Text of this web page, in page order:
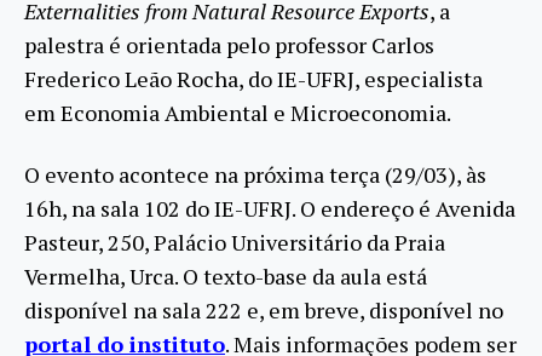
Externalities from Natural Resource Exports, a
palestra é orientada pelo professor Carlos
Frederico Leão Rocha, do IE-UFRJ, especialista
em Economia Ambiental e Microeconomia.
O evento acontece na próxima terça (29/03), às
16h, na sala 102 do IE-UFRJ. O endereço é Avenida
Pasteur, 250, Palácio Universitário da Praia
Vermelha, Urca. O texto-base da aula está
disponível na sala 222 e, em breve, disponível no
portal do instituto. Mais informações podem ser